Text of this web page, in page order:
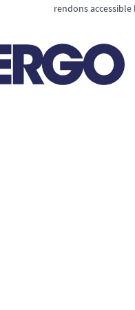
en cas d’usage
usages et à tous
en résumé
extrêmes
à une main,
rendons